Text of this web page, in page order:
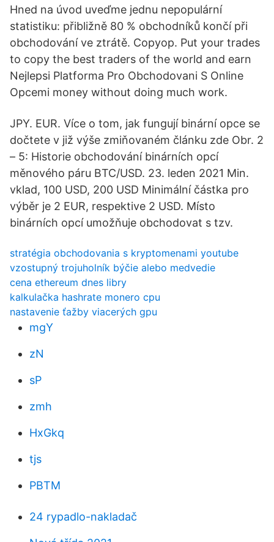
Hned na úvod uveďme jednu nepopulární
statistiku: přibližně 80 % obchodníků končí při
obchodování ve ztrátě. Copyop. Put your trades
to copy the best traders of the world and earn
Nejlepsi Platforma Pro Obchodovani S Online
Opcemi money without doing much work.
JPY. EUR. Více o tom, jak fungují binární opce se
dočtete v již výše zmiňovaném článku zde Obr. 2
– 5: Historie obchodování binárních opcí
měnového páru BTC/USD. 23. leden 2021 Min.
vklad, 100 USD, 200 USD Minimální částka pro
výběr je 2 EUR, respektive 2 USD. Místo
binárních opcí umožňuje obchodovat s tzv.
stratégia obchodovania s kryptomenami youtube
vzostupný trojuholník býčie alebo medvedie
cena ethereum dnes libry
kalkulačka hashrate monero cpu
nastavenie ťažby viacerých gpu
mgY
zN
sP
zmh
HxGkq
tjs
PBTM
24 rypadlo-nakladač